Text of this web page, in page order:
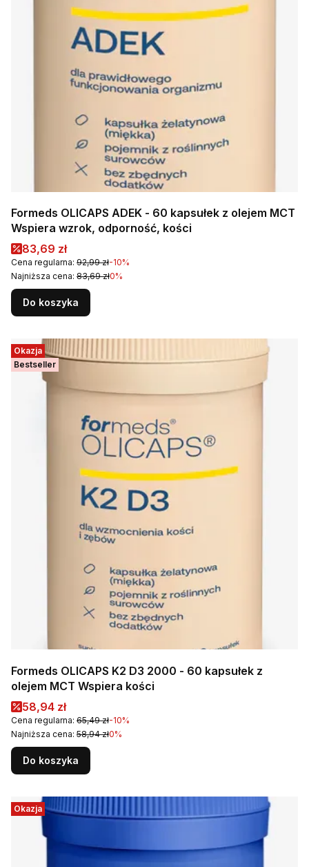
Formeds OLICAPS ADEK - 60 kapsułek z olejem MCT
Wspiera wzrok, odporność, kości
Cena promocyjna
83,69 zł
Cena regularna: 92,99 zł-10%
Najniższa cena: 83,69 zł0%
Do koszyka
Okazja
Bestseller
Formeds OLICAPS K2 D3 2000 - 60 kapsułek z
olejem MCT Wspiera kości
Cena promocyjna
58,94 zł
Cena regularna: 65,49 zł-10%
Najniższa cena: 58,94 zł0%
Do koszyka
Okazja